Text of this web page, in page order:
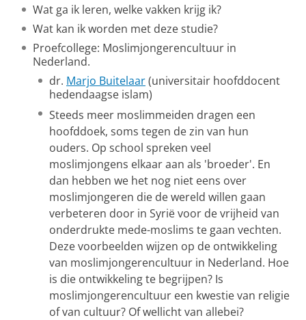
Wat ga ik leren, welke vakken krijg ik?
Wat kan ik worden met deze studie?
Proefcollege: Moslimjongerencultuur in
Nederland.
dr. Marjo Buitelaar(universitair hoofddocent
hedendaagse islam)
Steeds meer moslimmeiden dragen een
hoofddoek, soms tegen de zin van hun
ouders. Op school spreken veel
moslimjongens elkaar aan als 'broeder'. En
dan hebben we het nog niet eens over
moslimjongeren die de wereld willen gaan
verbeteren door in Syrië voor de vrijheid van
onderdrukte mede-moslims te gaan vechten.
Deze voorbeelden wijzen op de ontwikkeling
van moslimjongerencultuur in Nederland. Hoe
is die ontwikkeling te begrijpen? Is
moslimjongerencultuur een kwestie van religie
of van cultuur? Of wellicht van allebei?